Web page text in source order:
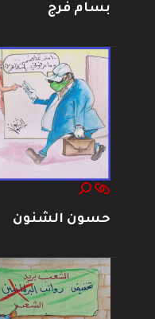
بسام فرج
حسون الشنون